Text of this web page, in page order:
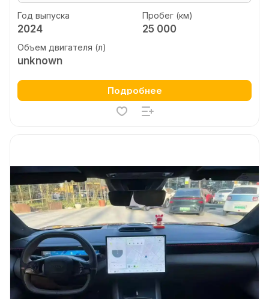
Год выпуска
2024
Пробег (км)
25 000
Объем двигателя (л)
unknown
Подробнее